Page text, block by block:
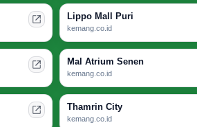
Lippo Mall Puri
kemang.co.id
Mal Atrium Senen
kemang.co.id
Thamrin City
kemang.co.id